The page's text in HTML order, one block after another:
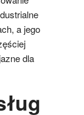
a jego
dla